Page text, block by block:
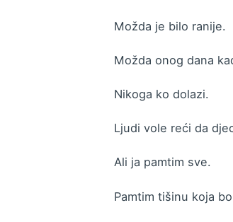
Možda je bilo ranije.
Možda onog dana
Nikoga ko dolazi.
Ljudi vole reći da
Ali ja pamtim sve.
Pamtim tišinu koja